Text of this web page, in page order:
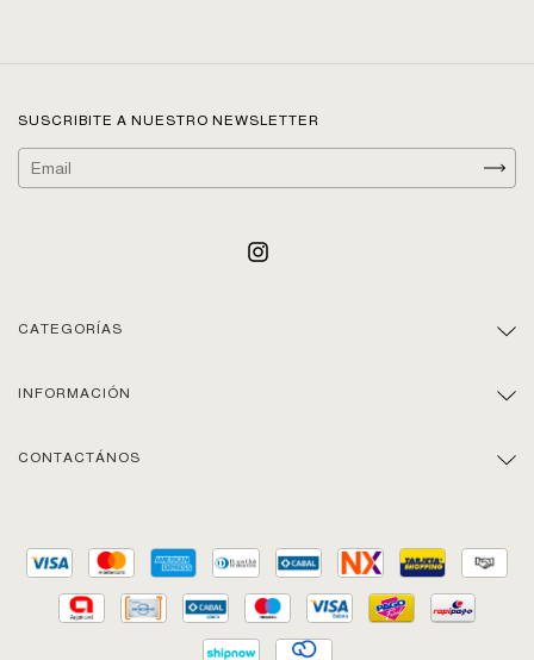
SUSCRIBITE A NUESTRO NEWSLETTER
CATEGORÍAS
INFORMACIÓN
CONTACTÁNOS